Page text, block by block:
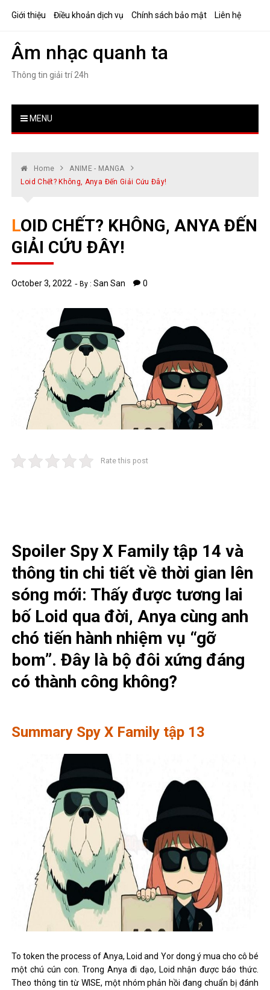
Giới thiệu Điều khoản dịch vụ Chính sách bảo mật Liên hệ
Âm nhạc quanh ta
Thông tin giải trí 24h
MENU
Home
ANIME - MANGA
Loid Chết? Không, Anya Đến Giải Cứu Đây!
LOID CHẾT? KHÔNG, ANYA ĐẾN
GIẢI CỨU ĐÂY!
October 3, 2022 By :San San 0
Rate this post
Spoiler Spy X Family tập 14 và
thông tin chi tiết về thời gian lên
sóng mới: Thấy được tương lai
bố Loid qua đời, Anya cùng anh
chó tiến hành nhiệm vụ “gỡ
bom”. Đây là bộ đôi xứng đáng
có thành công không?
Summary Spy X Family tập 13
To token the process of Anya, Loid and Yor dong ý mua cho cô bé
một chú cún con. Trong Anya đi dạo, Loid nhận được báo thức.
Theo thông tin từ WISE, một nhóm phản hồi đang chuẩn bị đánh